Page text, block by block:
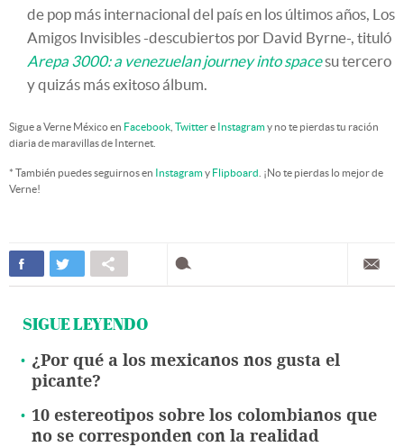
de pop más internacional del país en los últimos años, Los
Amigos Invisibles -descubiertos por David Byrne-, tituló
Arepa 3000: a venezuelan journey into spacesu tercero
y quizás más exitoso álbum.
Sigue a Verne México en Facebook Twittere Instagramy no te pierdas tu ración
diaria de maravillas de Internet.
* También puedes seguirnos en Instagramy Flipboard . ¡No te pierdas lo mejor de
Verne!
SIGUE LEYENDO
¿Por qué a los mexicanos nos gusta el
picante?
10 estereotipos sobre los colombianos que
no se corresponden con la realidad